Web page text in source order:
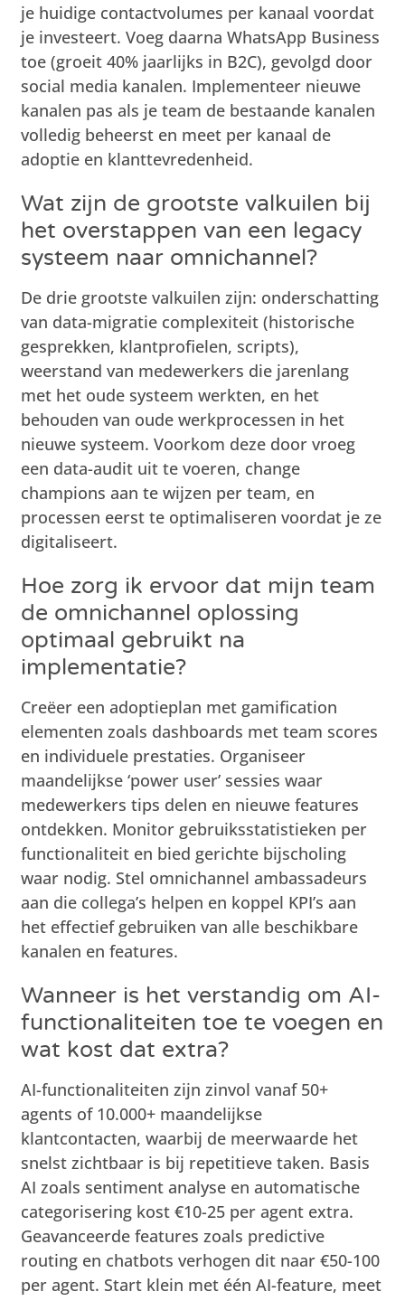
je huidige contactvolumes per kanaal voordat
je investeert. Voeg daarna WhatsApp Business
toe (groeit 40% jaarlijks in B2C), gevolgd door
social media kanalen. Implementeer nieuwe
kanalen pas als je team de bestaande kanalen
volledig beheerst en meet per kanaal de
adoptie en klanttevredenheid.
Wat zijn de grootste valkuilen bij
het overstappen van een legacy
systeem naar omnichannel?
De drie grootste valkuilen zijn: onderschatting
van data-migratie complexiteit (historische
gesprekken, klantprofielen, scripts),
weerstand van medewerkers die jarenlang
met het oude systeem werkten, en het
behouden van oude werkprocessen in het
nieuwe systeem. Voorkom deze door vroeg
een data-audit uit te voeren, change
champions aan te wijzen per team, en
processen eerst te optimaliseren voordat je ze
digitaliseert.
Hoe zorg ik ervoor dat mijn team
de omnichannel oplossing
optimaal gebruikt na
implementatie?
Creëer een adoptieplan met gamification
elementen zoals dashboards met team scores
en individuele prestaties. Organiseer
maandelijkse ‘power user’ sessies waar
medewerkers tips delen en nieuwe features
ontdekken. Monitor gebruiksstatistieken per
functionaliteit en bied gerichte bijscholing
waar nodig. Stel omnichannel ambassadeurs
aan die collega’s helpen en koppel KPI’s aan
het effectief gebruiken van alle beschikbare
kanalen en features.
Wanneer is het verstandig om AI-
functionaliteiten toe te voegen en
wat kost dat extra?
AI-functionaliteiten zijn zinvol vanaf 50+
agents of 10.000+ maandelijkse
klantcontacten, waarbij de meerwaarde het
snelst zichtbaar is bij repetitieve taken. Basis
AI zoals sentiment analyse en automatische
categorisering kost €10-25 per agent extra.
Geavanceerde features zoals predictive
routing en chatbots verhogen dit naar €50-100
per agent. Start klein met één AI-feature, meet